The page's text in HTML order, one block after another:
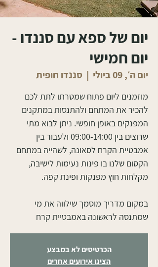
יום של ספא עם סננדו -
יום חמישי
יום ה׳, 09 ביולי
  |
סננדו חופית
מוזמנים ליום פתוח שמטרתו לתת לכם
להכיר את המתחם ולהתנסות במתקנים
המפנקים באופן חופשי. ניתן לבוא מתי
שרוצים בין 09:00-14:00 ולעבור בין
אמבטיית הקרח לסאונה, לשהייה במתחם
הקסום שלנו בו פינות נעימות לישיבה,
במקום מדריך מוסמך שילווה את מי
שמתנסה לראשונה באמבטיית קרח
הכרטיסים לא במבצע
הציגו אירועים אחרים